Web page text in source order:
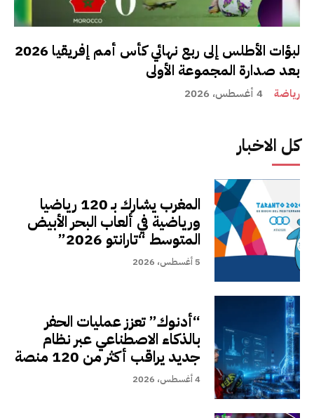
لبؤات الأطلس إلى ربع نهائي كأس أمم إفريقيا 2026
بعد صدارة المجموعة الأولى
رياضة 4 أغسطس، 2026
كل الاخبار
المغرب يشارك بـ 120 رياضيا
ورياضية في ألعاب البحر الأبيض
المتوسط “تارانتو 2026”
5 أغسطس، 2026
“أدنوك” تعزز عمليات الحفر
بالذكاء الاصطناعي عبر نظام
جديد يراقب أكثر من 120 منصة
4 أغسطس، 2026